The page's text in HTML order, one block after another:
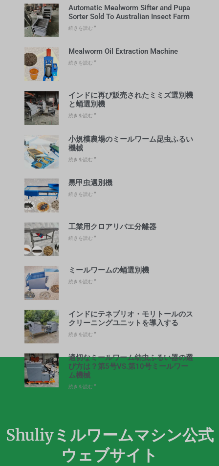
Automatic Mealworm Sifter and Pupa
Sorter Sold To Australian Insect Farm
続きを読む "
Mealworm Oil Extraction Machine
続きを読む "
インドに再び販売されたミミズ選別機
と蛹選別機
続きを読む "
小規模農場のミールワーム昆虫ふるい
機械
続きを読む "
黒甲虫選別機
続きを読む "
工業用クロアリバエ分離器
続きを読む "
ミールワームの蛹選別機
続きを読む "
インドにテネブリオ・モリトールのス
クリーニングユニットを導入する
続きを読む "
適切なミールワーム幼虫ふるい器の選
び方は？第5号VS.第10号ミールワー
ム機械
続きを読む "
Shuliyミルワームマシン公式
ウェブサイト